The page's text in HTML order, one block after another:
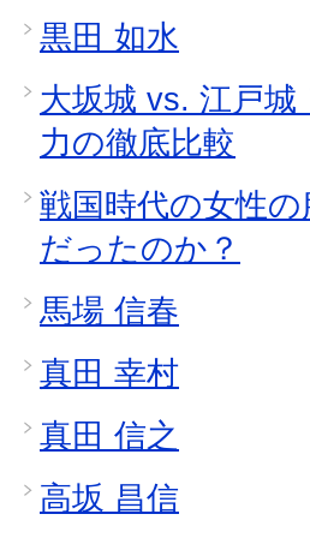
黒田 如水
大坂城 vs. 江戸城
力の徹底比較
戦国時代の女性
だったのか？
馬場 信春
真田 幸村
真田 信之
高坂 昌信